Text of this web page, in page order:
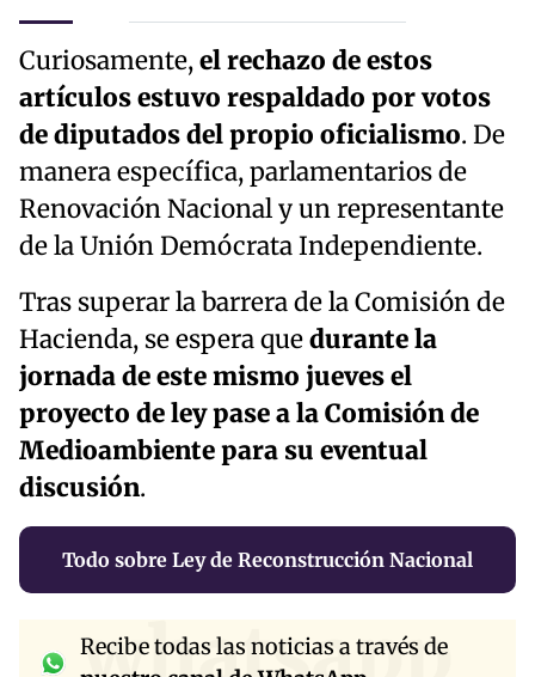
Curiosamente,el rechazo de estos
artículos estuvo respaldado por votos
de diputados del propio oficialismo. De
manera específica, parlamentarios de
Renovación Nacional y un representante
de la Unión Demócrata Independiente.
Tras superar la barrera de la Comisión de
Hacienda, se espera quedurante la
jornada de este mismo jueves el
proyecto de ley pase a la Comisión de
Medioambiente para su eventual
discusión.
Todo sobre Ley de Reconstrucción Nacional
whatsapp
Recibe todas las noticias a través de